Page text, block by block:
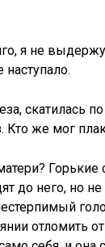
я не
скатилась
Кто же мог
до него, но
отломить